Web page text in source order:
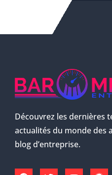
Découvrez les dernières
actualités du monde des
blog d’entreprise.